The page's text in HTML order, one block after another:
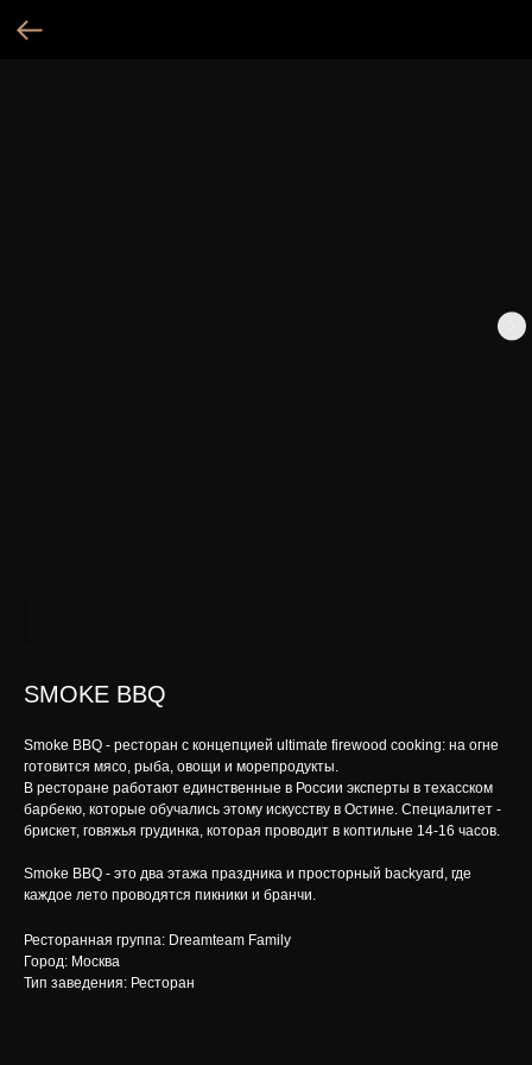
SMOKE BBQ
Smoke BBQ - ресторан с концепцией ultimate firewood cooking: на огне
готовится мясо, рыба, овощи и морепродукты.
В ресторане работают единственные в России эксперты в техасском
барбекю, которые обучались этому искусству в Остине. Специалитет -
брискет, говяжья грудинка, которая проводит в коптильне 14-16 часов.
Smoke BBQ - это два этажа праздника и просторный backyard, где
каждое лето проводятся пикники и бранчи.
Ресторанная группа: Dreamteam Family
Город: Москва
Тип заведения: Ресторан